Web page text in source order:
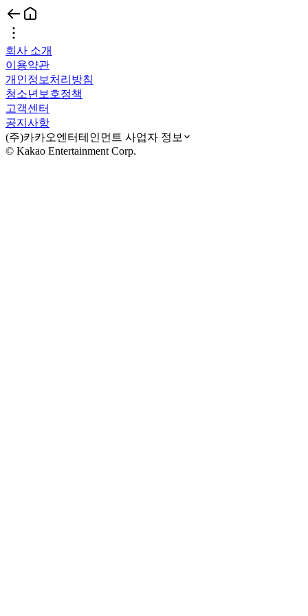
회사 소개
이용약관
개인정보처리방침
청소년보호정책
고객센터
공지사항
(주)카카오엔터테인먼트 사업자 정보
© Kakao Entertainment Corp.